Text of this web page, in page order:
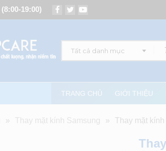
(8:00-19:00)
Tất cả danh mục
TRANG CHỦ GIỚI THIỆU
» Thay mặt kính Samsung » Thay mặt